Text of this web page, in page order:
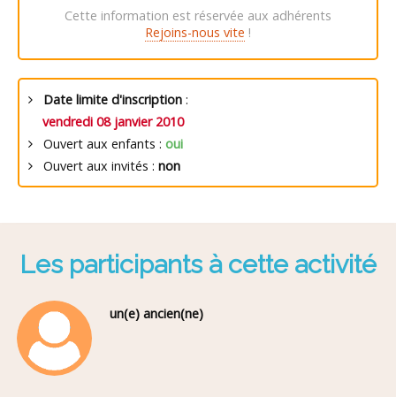
Cette information est réservée aux adhérents
Rejoins-nous vite !
Date limite d'inscription :
vendredi 08 janvier 2010
Ouvert aux enfants : oui
Ouvert aux invités : non
Les participants à cette activité
un(e) ancien(ne)